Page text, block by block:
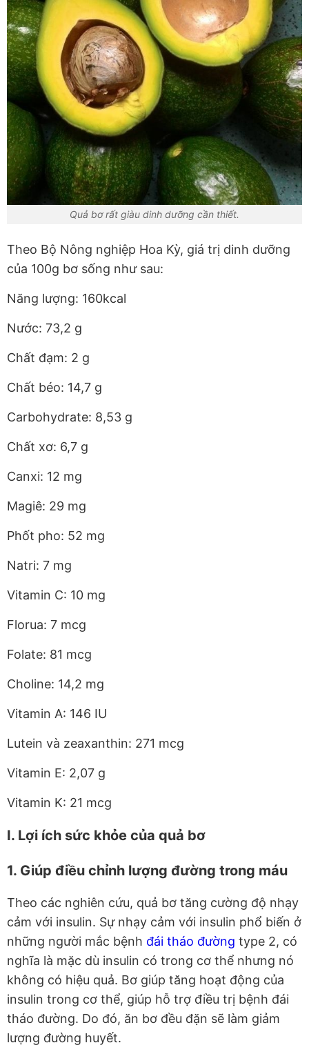
Quả bơ rất giàu dinh dưỡng cần thiết.
Theo Bộ Nông nghiệp Hoa Kỳ, giá trị dinh dưỡng
của 100g bơ sống như sau:
Năng lượng: 160kcal
Nước: 73,2 g
Chất đạm: 2 g
Chất béo: 14,7 g
Carbohydrate: 8,53 g
Chất xơ: 6,7 g
Canxi: 12 mg
Magiê: 29 mg
Phốt pho: 52 mg
Natri: 7 mg
Vitamin C: 10 mg
Florua: 7 mcg
Folate: 81 mcg
Choline: 14,2 mg
Vitamin A: 146 IU
Lutein và zeaxanthin: 271 mcg
Vitamin E: 2,07 g
Vitamin K: 21 mcg
I. Lợi ích sức khỏe của quả bơ
1. Giúp điều chỉnh lượng đường trong máu
Theo các nghiên cứu, quả bơ tăng cường độ nhạy
cảm với insulin. Sự nhạy cảm với insulin phổ biến ở
những người mắc bệnh đái tháo đường type 2, có
nghĩa là mặc dù insulin có trong cơ thể nhưng nó
không có hiệu quả. Bơ giúp tăng hoạt động của
insulin trong cơ thể, giúp hỗ trợ điều trị bệnh đái
tháo đường. Do đó, ăn bơ đều đặn sẽ làm giảm
lượng đường huyết.